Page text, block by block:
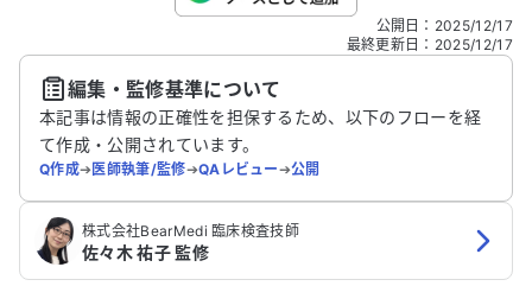
こちらは送信専用のフォームです。氏名やご自身の病気の詳細な
送信する
公開日 ： 2025/12/17
最終更新日 ： 2025/12/17
編集・監修基準について
本記事は情報の正確性を担保するため、以下のフローを経
て作成・公開されています。
Q作成➔医師執筆/監修➔QAレビュー➔公開
株式会社BearMedi 臨床検査技師
佐々木 祐子 監修